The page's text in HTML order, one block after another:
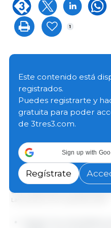
1
Gráfico 1: Beneficio de porcinos en
años. Elaborado por el
Latinoamérica con datos del DANE.
Este contenido está
registrados.
Puedes registrarte y
gratuita para poder
de 3tres3.com.
Sign up with
Regístrate